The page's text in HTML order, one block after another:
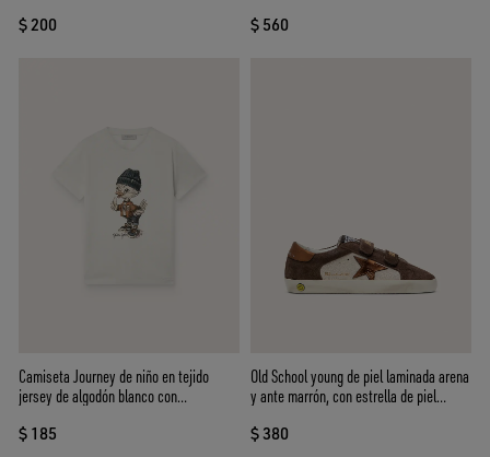
$ 200 $ 560
Camiseta Journey de niño en tejido
jersey de algodón blanco con
$ 185
Old School young de piel laminada arena
y ante marrón, con estrella de piel
$ 380